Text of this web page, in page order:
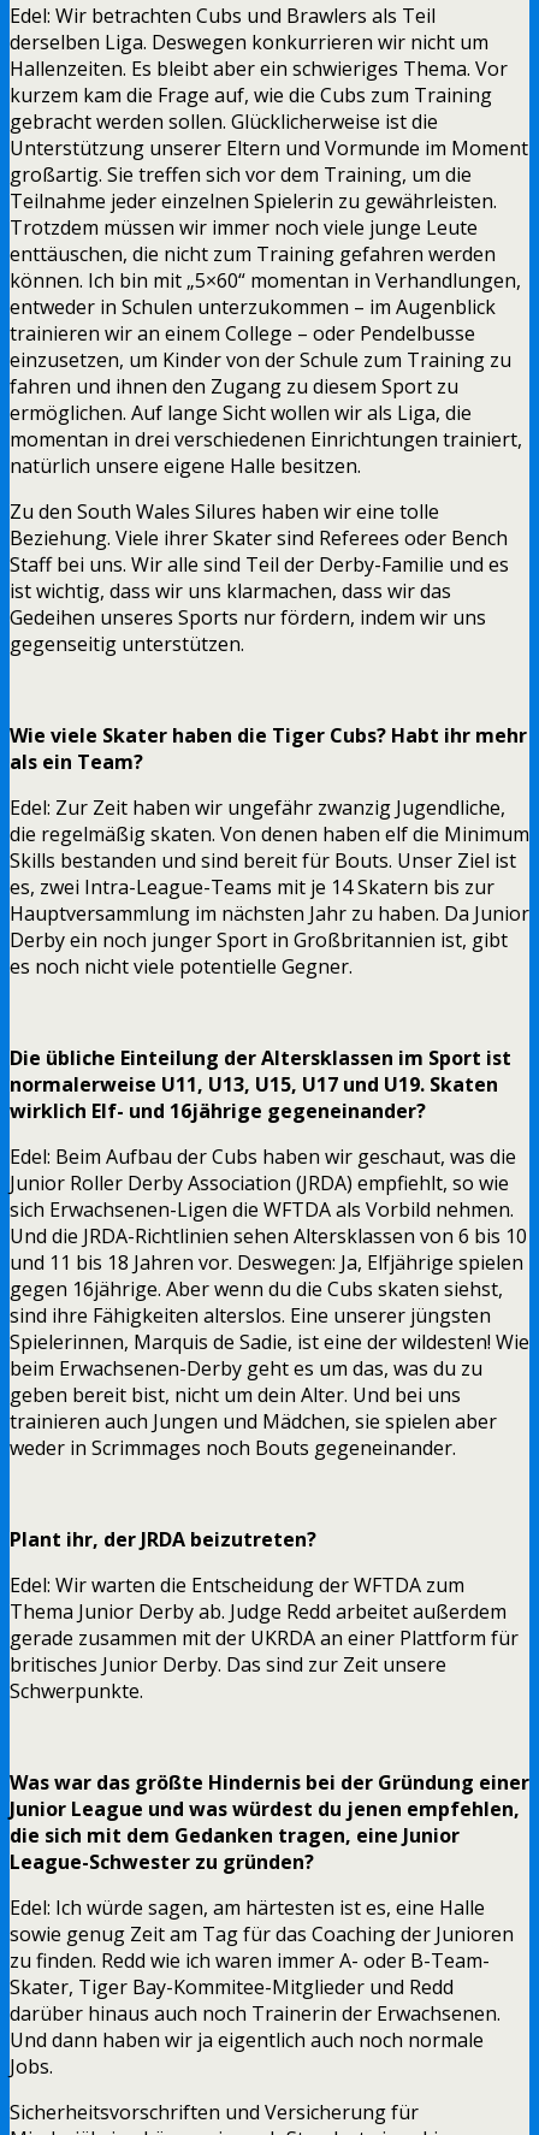
Edel: Wir betrachten Cubs und Brawlers als Teil
derselben Liga. Deswegen konkurrieren wir nicht um
Hallenzeiten. Es bleibt aber ein schwieriges Thema. Vor
kurzem kam die Frage auf, wie die Cubs zum Training
gebracht werden sollen. Glücklicherweise ist die
Unterstützung unserer Eltern und Vormunde im Moment
großartig. Sie treffen sich vor dem Training, um die
Teilnahme jeder einzelnen Spielerin zu gewährleisten.
Trotzdem müssen wir immer noch viele junge Leute
enttäuschen, die nicht zum Training gefahren werden
können. Ich bin mit „5×60“ momentan in Verhandlungen,
entweder in Schulen unterzukommen – im Augenblick
trainieren wir an einem College – oder Pendelbusse
einzusetzen, um Kinder von der Schule zum Training zu
fahren und ihnen den Zugang zu diesem Sport zu
ermöglichen. Auf lange Sicht wollen wir als Liga, die
momentan in drei verschiedenen Einrichtungen trainiert,
natürlich unsere eigene Halle besitzen.
Zu den South Wales Silures haben wir eine tolle
Beziehung. Viele ihrer Skater sind Referees oder Bench
Staff bei uns. Wir alle sind Teil der Derby-Familie und es
ist wichtig, dass wir uns klarmachen, dass wir das
Gedeihen unseres Sports nur fördern, indem wir uns
gegenseitig unterstützen.
Wie viele Skater haben die Tiger Cubs? Habt ihr mehr
als ein Team?
Edel: Zur Zeit haben wir ungefähr zwanzig Jugendliche,
die regelmäßig skaten. Von denen haben elf die Minimum
Skills bestanden und sind bereit für Bouts. Unser Ziel ist
es, zwei Intra-League-Teams mit je 14 Skatern bis zur
Hauptversammlung im nächsten Jahr zu haben. Da Junior
Derby ein noch junger Sport in Großbritannien ist, gibt
es noch nicht viele potentielle Gegner.
Die übliche Einteilung der Altersklassen im Sport ist
normalerweise U11, U13, U15, U17 und U19. Skaten
wirklich Elf- und 16jährige gegeneinander?
Edel: Beim Aufbau der Cubs haben wir geschaut, was die
Junior Roller Derby Association (JRDA) empfiehlt, so wie
sich Erwachsenen-Ligen die WFTDA als Vorbild nehmen.
Und die JRDA-Richtlinien sehen Altersklassen von 6 bis 10
und 11 bis 18 Jahren vor. Deswegen: Ja, Elfjährige spielen
gegen 16jährige. Aber wenn du die Cubs skaten siehst,
sind ihre Fähigkeiten alterslos. Eine unserer jüngsten
Spielerinnen, Marquis de Sadie, ist eine der wildesten! Wie
beim Erwachsenen-Derby geht es um das, was du zu
geben bereit bist, nicht um dein Alter. Und bei uns
trainieren auch Jungen und Mädchen, sie spielen aber
weder in Scrimmages noch Bouts gegeneinander.
Plant ihr, der JRDA beizutreten?
Edel: Wir warten die Entscheidung der WFTDA zum
Thema Junior Derby ab. Judge Redd arbeitet außerdem
gerade zusammen mit der UKRDA an einer Plattform für
britisches Junior Derby. Das sind zur Zeit unsere
Schwerpunkte.
Was war das größte Hindernis bei der Gründung einer
Junior League und was würdest du jenen empfehlen,
die sich mit dem Gedanken tragen, eine Junior
League-Schwester zu gründen?
Edel: Ich würde sagen, am härtesten ist es, eine Halle
sowie genug Zeit am Tag für das Coaching der Junioren
zu finden. Redd wie ich waren immer A- oder B-Team-
Skater, Tiger Bay-Kommitee-Mitglieder und Redd
darüber hinaus auch noch Trainerin der Erwachsenen.
Und dann haben wir ja eigentlich auch noch normale
Jobs.
Sicherheitsvorschriften und Versicherung für